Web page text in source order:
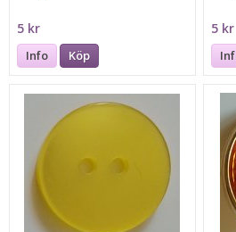
5 kr
Info Köp
5 kr